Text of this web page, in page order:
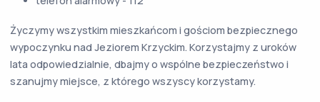
Życzymy wszystkim mieszkańcom i gościom bezpiecznego
wypoczynku nad Jeziorem Krzyckim. Korzystajmy z uroków
lata odpowiedzialnie, dbajmy o wspólne bezpieczeństwo i
szanujmy miejsce, z którego wszyscy korzystamy.